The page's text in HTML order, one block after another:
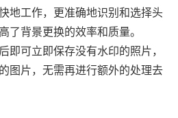
地工作，更准确地识别和选择头
了背景更换的效率和质量。
即可立即保存没有水印的照片，
图片，无需再进行额外的处理去